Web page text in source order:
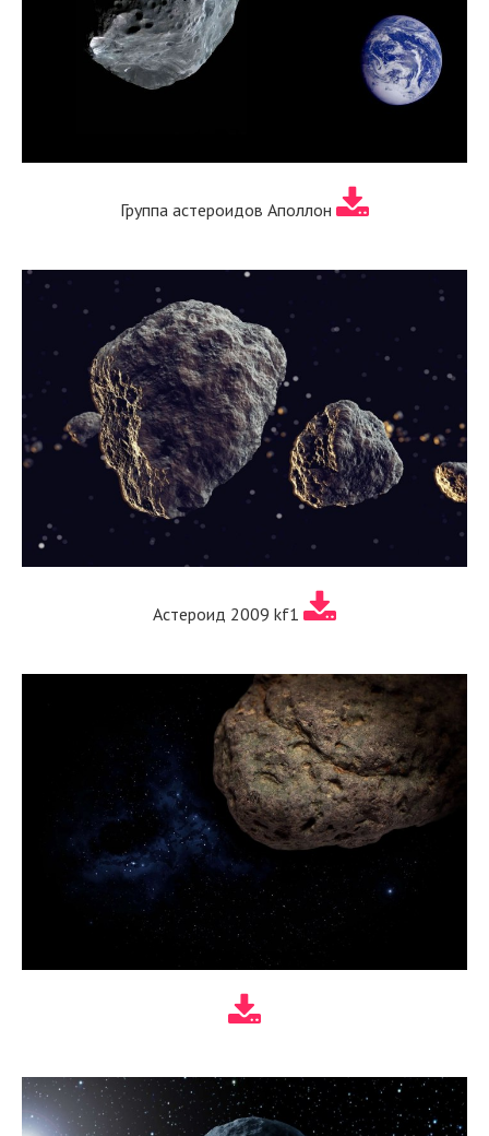
Группа астероидов Аполлон
Астероид 2009 kf1